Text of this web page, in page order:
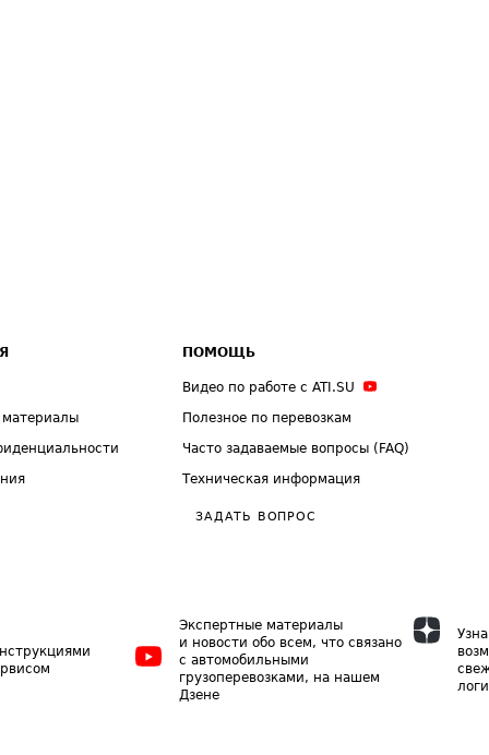
ПОМОЩЬ
Видео по работе с ATI.SU
Полезное по перевозкам
Часто задаваемые вопросы (FAQ)
Техническая информация
ЗАДАТЬ ВОПРОС
Экспертные материалы
и новости обо всем, что связано
с автомобильными
грузоперевозками, на нашем
Дзене